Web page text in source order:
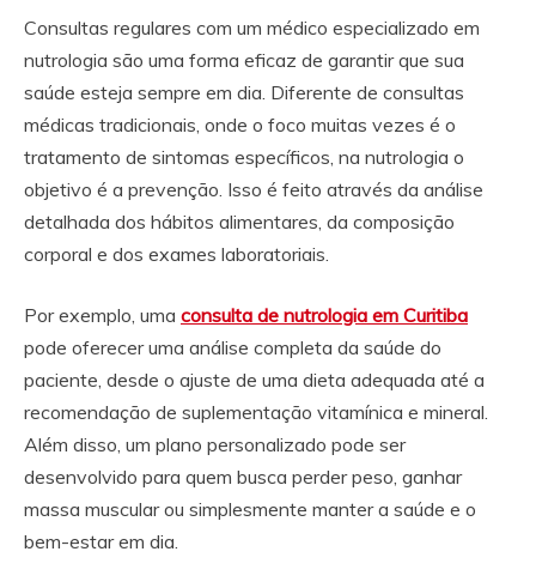
Consultas regulares com um médico especializado em
nutrologia são uma forma eficaz de garantir que sua
saúde esteja sempre em dia. Diferente de consultas
médicas tradicionais, onde o foco muitas vezes é o
tratamento de sintomas específicos, na nutrologia o
objetivo é a prevenção. Isso é feito através da análise
detalhada dos hábitos alimentares, da composição
corporal e dos exames laboratoriais.
Por exemplo, uma consulta de nutrologia em Curitiba
pode oferecer uma análise completa da saúde do
paciente, desde o ajuste de uma dieta adequada até a
recomendação de suplementação vitamínica e mineral.
Além disso, um plano personalizado pode ser
desenvolvido para quem busca perder peso, ganhar
massa muscular ou simplesmente manter a saúde e o
bem-estar em dia.